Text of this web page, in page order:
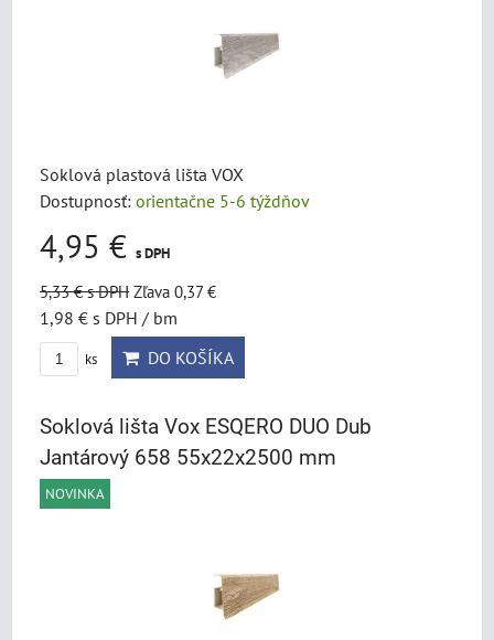
Soklová plastová lišta VOX
Dostupnosť: orientačne 5-6 týždňov
4,95 € s DPH
5,33 €s DPH Zľava 0,37 €
1,98 € s DPH / bm
ks DO KOŠÍKA
Soklová lišta Vox ESQERO DUO Dub
Jantárový 658 55x22x2500 mm
NOVINKA